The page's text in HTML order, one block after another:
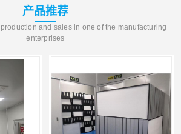
产品推荐
and sales in one of the manufacturing
enterprises